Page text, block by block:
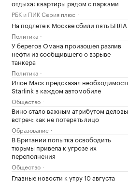
отдыха: квартиры рядом с парками
РБК и ПИК Серия плюс
На подлете к Москве сбили пять БПЛА
Политика
У берегов Омана произошел разлив
нефти из сообщившего о взрыве
танкера
Политика
Илон Маск предсказал
Starlink в каждом автомобиле
Общество
Вино стало важным атрибутом
встреч: как не потерять лицо
Образование
В Британии попытка освободить
тюрьмы привела к угрозе их
переполнения
Общество
Главные новости к утру 10 августа